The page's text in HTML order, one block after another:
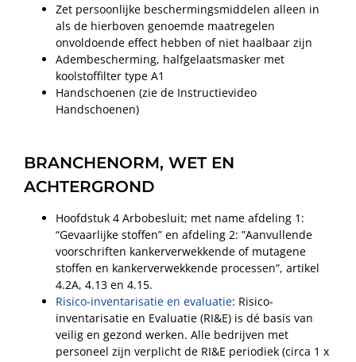
Zet persoonlijke beschermingsmiddelen alleen in
als de hierboven genoemde maatregelen
onvoldoende effect hebben of niet haalbaar zijn
Adembescherming, halfgelaatsmasker met
koolstoffilter type A1
Handschoenen (zie de Instructievideo
Handschoenen)
BRANCHENORM, WET EN
ACHTERGROND
Hoofdstuk 4 Arbobesluit; met name afdeling 1:
“Gevaarlijke stoffen” en afdeling 2: ”Aanvullende
voorschriften kankerverwekkende of mutagene
stoffen en kankerverwekkende processen”, artikel
4.2A, 4.13 en 4.15.
Risico-inventarisatie en evaluatie: Risico-
inventarisatie en Evaluatie (RI&E) is dé basis van
veilig en gezond werken. Alle bedrijven met
personeel zijn verplicht de RI&E periodiek (circa 1 x